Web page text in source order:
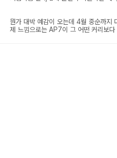
뭔가 대박 예감이 오는데 4월 중순까지
제 느낌으로는 AP7이 그 어떤 커리보